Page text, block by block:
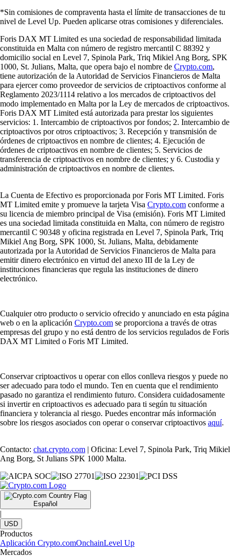
*Sin comisiones de compraventa hasta el límite de transacciones de tu
nivel de Level Up. Pueden aplicarse otras comisiones y diferenciales.
Foris DAX MT Limited es una sociedad de responsabilidad limitada
constituida en Malta con número de registro mercantil C 88392 y
domicilio social en Level 7, Spinola Park, Triq Mikiel Ang Borg, SPK
1000, St. Julians, Malta, que opera bajo el nombre de Crypto.com,
tiene autorización de la Autoridad de Servicios Financieros de Malta
para ejercer como proveedor de servicios de criptoactivos conforme al
Reglamento 2023/1114 relativo a los mercados de criptoactivos del
modo implementado en Malta por la Ley de mercados de criptoactivos.
Foris DAX MT Limited está autorizada para prestar los siguientes
servicios: 1. Intercambio de criptoactivos por fondos; 2. Intercambio de
criptoactivos por otros criptoactivos; 3. Recepción y transmisión de
órdenes de criptoactivos en nombre de clientes; 4. Ejecución de
órdenes de criptoactivos en nombre de clientes; 5. Servicios de
transferencia de criptoactivos en nombre de clientes; y 6. Custodia y
administración de criptoactivos en nombre de clientes.
La Cuenta de Efectivo es proporcionada por Foris MT Limited. Foris
MT Limited emite y promueve la tarjeta Visa Crypto.com conforme a
su licencia de miembro principal de Visa (emisión). Foris MT Limited
es una sociedad limitada constituida en Malta, con número de registro
mercantil C 90348 y oficina registrada en Level 7, Spinola Park, Triq
Mikiel Ang Borg, SPK 1000, St. Julians, Malta, debidamente
autorizada por la Autoridad de Servicios Financieros de Malta para
emitir dinero electrónico en virtud del anexo III de la Ley de
instituciones financieras que regula las instituciones de dinero
electrónico.
Cualquier otro producto o servicio ofrecido y anunciado en esta página
web o en la aplicación Crypto.com se proporciona a través de otras
empresas del grupo y no está dentro de los servicios regulados de Foris
DAX MT Limited o Foris MT Limited.
Conservar criptoactivos u operar con ellos conlleva riesgos y puede no
ser adecuado para todo el mundo. Ten en cuenta que el rendimiento
pasado no garantiza el rendimiento futuro. Considera cuidadosamente
si invertir en criptoactivos es adecuado para ti según tu situación
financiera y tolerancia al riesgo. Puedes encontrar más información
sobre los riesgos asociados con operar o conservar criptoactivos aquí.
Contacto: chat.crypto.com | Oficina: Level 7, Spinola Park, Triq Mikiel
Ang Borg, St Julians SPK 1000 Malta.
Español
|
USD
Productos
Aplicación Crypto.comOnchainLevel Up
Mercados